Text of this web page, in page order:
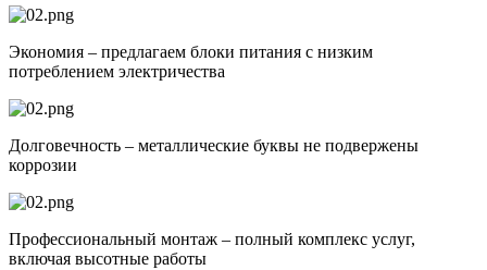
Экономия – предлагаем блоки питания с низким
потреблением электричества
Долговечность – металлические буквы не подвержены
коррозии
Профессиональный монтаж – полный комплекс услуг,
включая высотные работы